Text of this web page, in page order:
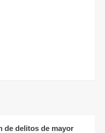
de delitos de mayor